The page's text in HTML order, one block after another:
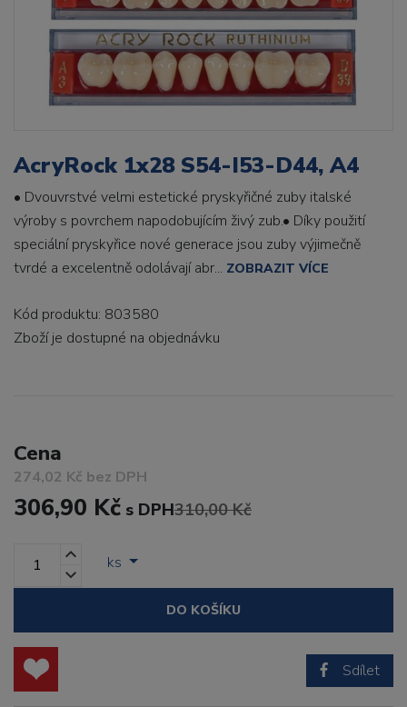
AcryRock 1x28 S54-I53-D44, A4
• Dvouvrstvé velmi estetické pryskyřičné zuby italské
výroby s povrchem napodobujícím živý zub.• Díky použití
speciální pryskyřice nové generace jsou zuby výjimečně
tvrdé a excelentně odolávají abr... ZOBRAZIT VÍCE
Kód produktu: 803580
Zboží je dostupné na objednávku
Cena
274,02 Kč bez DPH
306,90 Kč s DPH310,00 Kč
ks
DO KOŠÍKU
Sdílet